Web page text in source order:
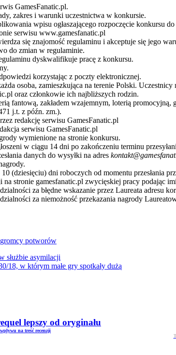
GamesFanatic.pl.
zakres i warunki uczestnictwa w konkursie.
wpisu ogłaszającego rozpoczęcie konkursu
serwisu www.gamesfanatic.pl
się znajomość regulaminu i akceptuje się jego
do zmian w regulaminie.
dyskwalifikuje pracę z konkursu.
korzystając z poczty elektronicznej.
osoba, zamieszkująca na terenie Polski.
oraz członkowie ich najbliższych rodzin.
fantową, zakładem wzajemnym, loterią
j.t. z późn. zm.).
redakcję serwisu GamesFanatic.pl
serwisu GamesFanatic.pl
wymienione na stronie konkursu.
w ciągu 14 dni po zakończeniu terminu
danych do wysyłki na adres
(dziesięciu) dni roboczych od momentu przesłania
stronie gamesfanatic.pl zwycięskiej pracy podając
za błędne wskazanie przez Laureata adresu
za niemożność przekazania nagrody
potworów
służbie asymilacji
18, w którym małe gry spotkały dużą
lepszy od oryginału
na treść recenzji